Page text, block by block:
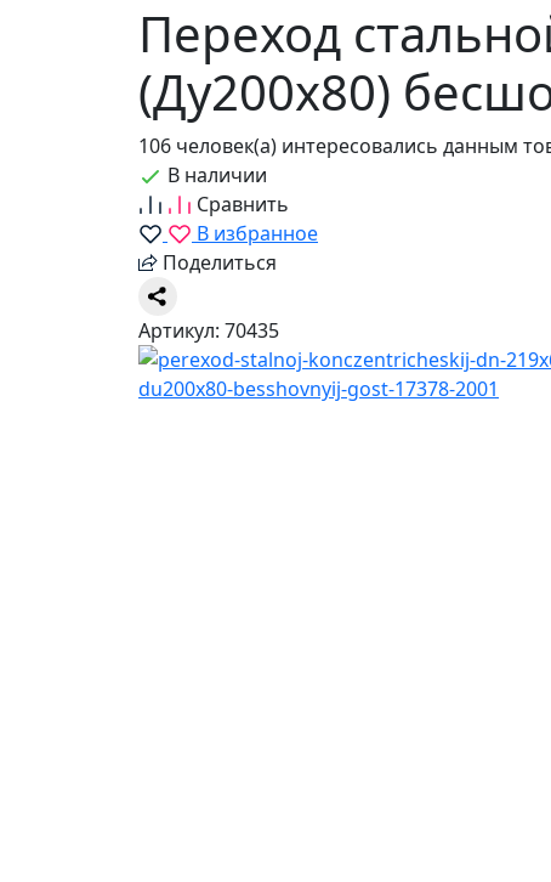
Переход
(Ду200х80)
106 человек(а) интересовались данным
В наличии
Сравнить
В избранное
Поделиться
Артикул: 70435